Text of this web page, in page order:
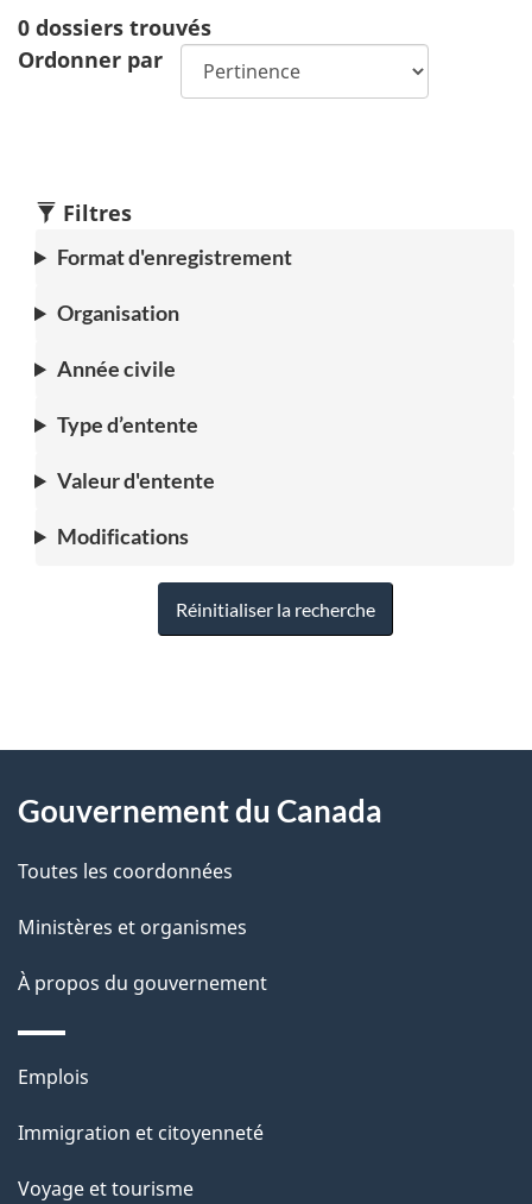
0 dossiers trouvés
Ordonner par
Filtres
Format d'enregistrement
Organisation
Année civile
Type d’entente
Valeur d'entente
Modifications
Réinitialiser la recherche
D
t
a
l
s
l
a
propos
ce
site
Gouvernement du Canada
Toutes les coordonnées
Ministères et organismes
À propos du gouvernement
Thèmes
sujets
Emplois
Immigration et citoyenneté
Voyage et tourisme